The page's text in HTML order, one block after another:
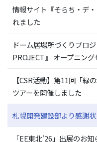
情報サイト『そらち・デ
れました
ドーム居場所づくりプロ
PROJECT』 オープニン
【CSR活動】第11回「緑
ツアーを開催しました
札幌開発建設部より感謝
「EE東北'26」出展のお知